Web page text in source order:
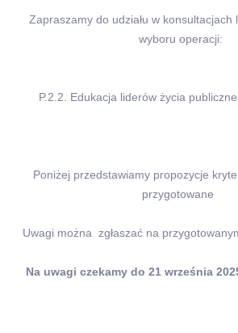
Zapraszamy do udziału w konsultacjach
wyboru operacji:
P.2.2. Edukacja liderów życia
Poniżej przedstawiamy propozycje
przygotowane
Uwagi można zgłaszać na
Na uwagi czekamy do 21 września